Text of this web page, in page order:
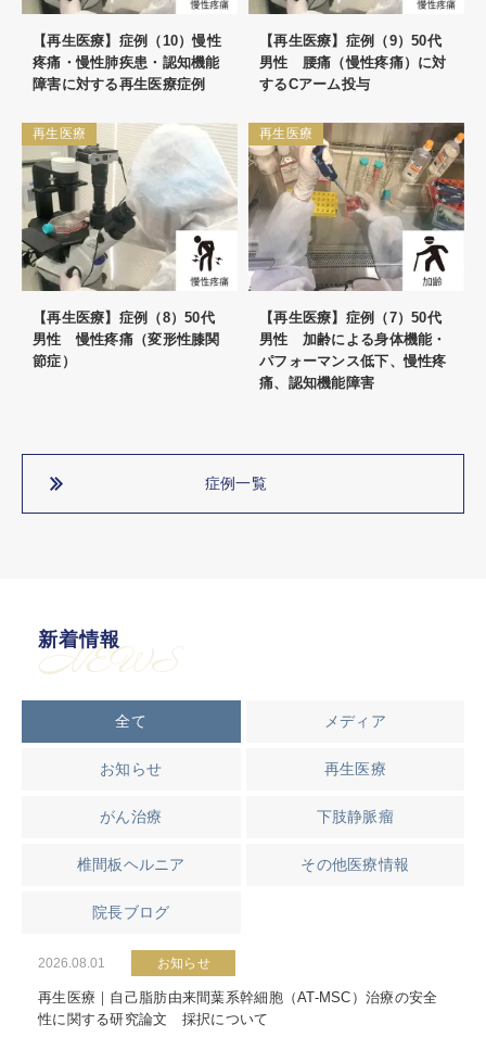
【再生医療】症例（10）慢性
疼痛・慢性肺疾患・認知機能
障害に対する再生医療症例
【再生医療】症例（9）50代
男性 腰痛（慢性疼痛）に対
するCアーム投与
再生医療
【再生医療】症例（8）50代
男性 慢性疼痛（変形性膝関
節症）
再生医療
【再生医療】症例（7）50代
男性 加齢による身体機能・
パフォーマンス低下、慢性疼
痛、認知機能障害
症例一覧
新着情報
NEWS
全て メディア
お知らせ 再生医療
がん治療 下肢静脈瘤
椎間板ヘルニア その他医療情報
院長ブログ
2026.08.01 お知らせ
再生医療｜自己脂肪由来間葉系幹細胞（AT-MSC）治療の安全
性に関する研究論文 採択について